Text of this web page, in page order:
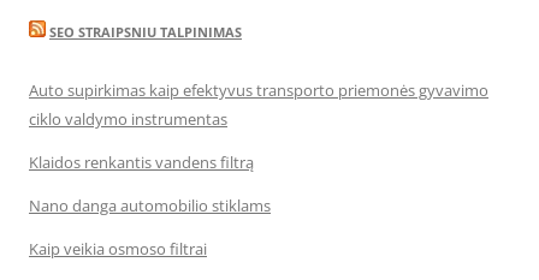
SEO STRAIPSNIU TALPINIMAS
Auto supirkimas kaip efektyvus transporto priemonės gyvavimo
ciklo valdymo instrumentas
Klaidos renkantis vandens filtrą
Nano danga automobilio stiklams
Kaip veikia osmoso filtrai